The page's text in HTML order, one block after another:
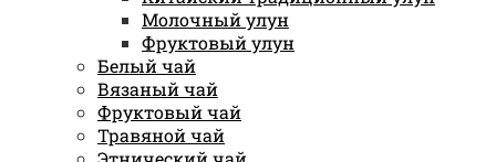
Молочный улун
Фруктовый улун
Белый чай
Вязаный чай
Фруктовый чай
Травяной чай